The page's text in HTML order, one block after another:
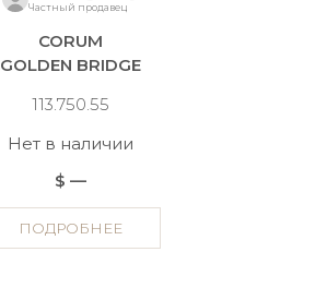
Частный продавец
CORUM
GOLDEN BRIDGE
113.750.55
Нет в наличии
$ —
ПОДРОБНЕЕ